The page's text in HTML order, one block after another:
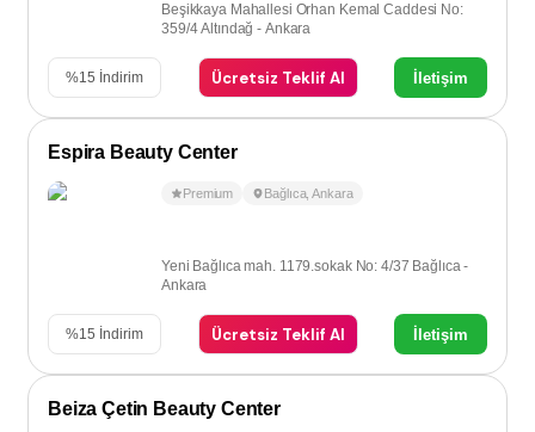
Beşikkaya Mahallesi Orhan Kemal Caddesi No:
359/4 Altındağ - Ankara
%15 İndirim Ücretsiz Teklif Al İletişim
Espira Beauty Center
Premium Bağlıca,Ankara
Yeni Bağlıca mah. 1179.sokak No: 4/37 Bağlıca -
Ankara
%15 İndirim Ücretsiz Teklif Al İletişim
Beiza Çetin Beauty Center